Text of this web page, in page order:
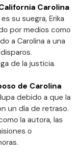
Carolina
su suegra, Erika
por medios como
a Carolina a una
de la justicia.
de Carolina
debido a que la
un día de retraso.
la autora, las
o